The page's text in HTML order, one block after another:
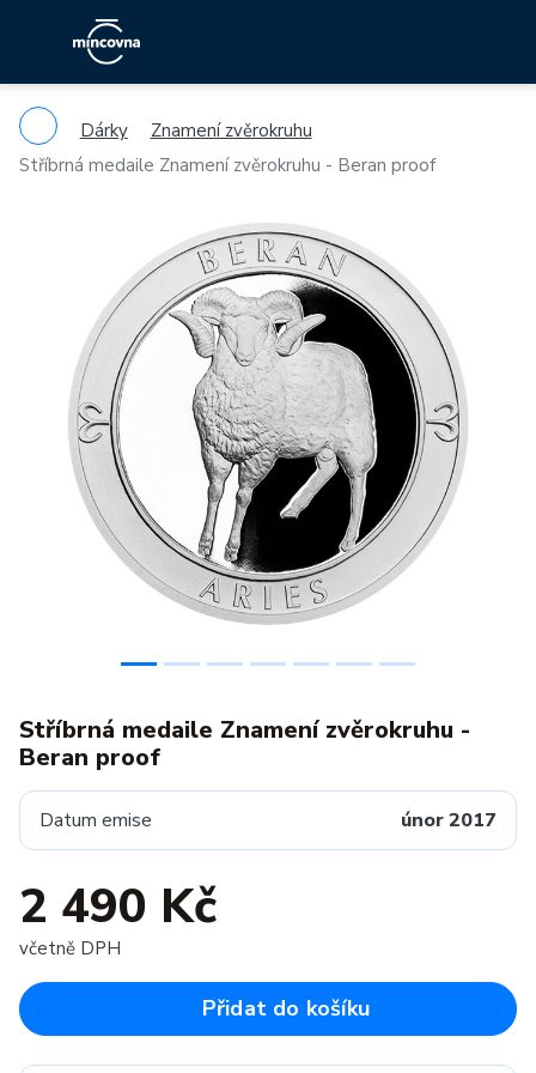
Dárky
Znamení zvěrokruhu
Stříbrná medaile Znamení zvěrokruhu - Beran proof
Previous
Stříbrná medaile Znamení zvěrokruhu -
Beran proof
Datum emise únor 2017
2 490 Kč
včetně DPH
Přidat do košíku